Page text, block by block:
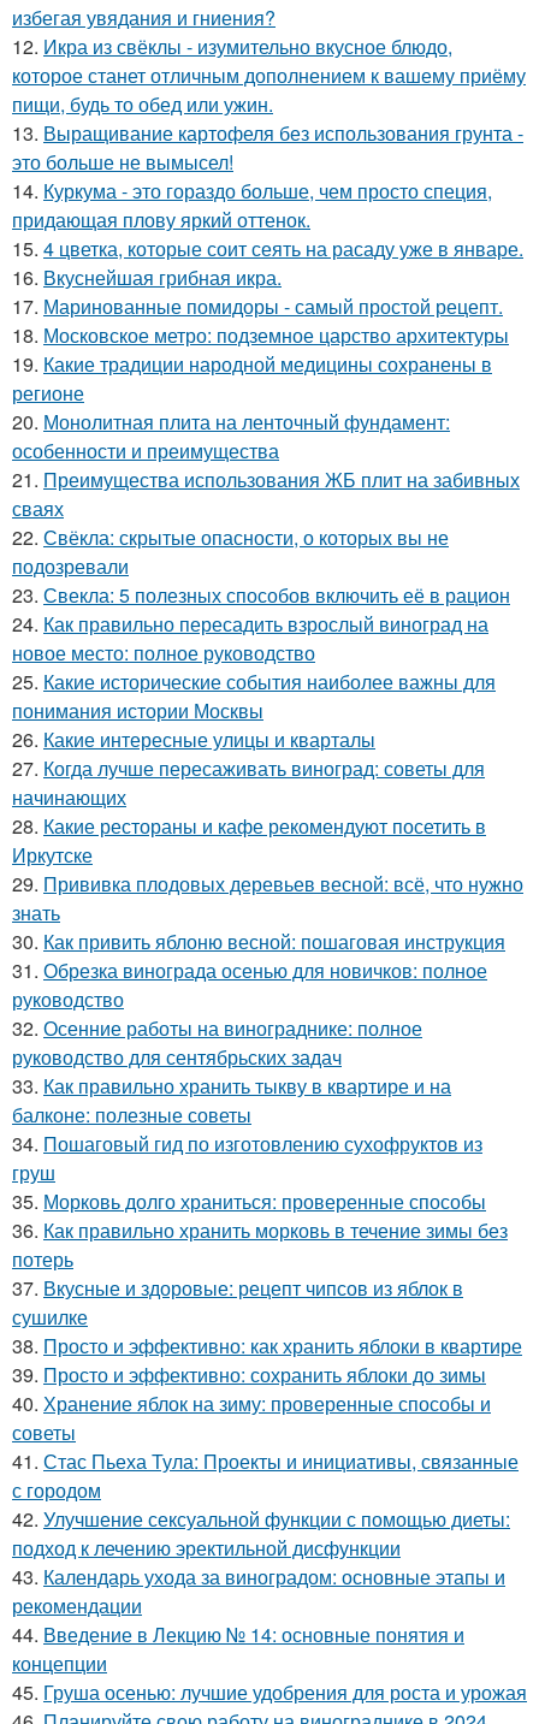
избегая увядания и гниения?
12. Икра из свёклы - изумительно вкусное блюдо,
которое станет отличным дополнением к вашему приёму
пищи, будь то обед или ужин.
13. Выращивание картофеля без использования грунта -
это больше не вымысел!
14. Куркума - это гораздо больше, чем просто специя,
придающая плову яркий оттенок.
15. 4 цветка, которые соит сеять на расаду уже в январе.
16. Вкуснейшая грибная икра.
17. Маринованные помидоры - самый простой рецепт.
18. Московское метро: подземное царство архитектуры
19. Какие традиции народной медицины сохранены в
регионе
20. Монолитная плита на ленточный фундамент:
особенности и преимущества
21. Преимущества использования ЖБ плит на забивных
сваях
22. Свёкла: скрытые опасности, о которых вы не
подозревали
23. Свекла: 5 полезных способов включить её в рацион
24. Как правильно пересадить взрослый виноград на
новое место: полное руководство
25. Какие исторические события наиболее важны для
понимания истории Москвы
26. Какие интересные улицы и кварталы
27. Когда лучше пересаживать виноград: советы для
начинающих
28. Какие рестораны и кафе рекомендуют посетить в
Иркутске
29. Прививка плодовых деревьев весной: всё, что нужно
знать
30. Как привить яблоню весной: пошаговая инструкция
31. Обрезка винограда осенью для новичков: полное
руководство
32. Осенние работы на винограднике: полное
руководство для сентябрьских задач
33. Как правильно хранить тыкву в квартире и на
балконе: полезные советы
34. Пошаговый гид по изготовлению сухофруктов из
груш
35. Морковь долго храниться: проверенные способы
36. Как правильно хранить морковь в течение зимы без
потерь
37. Вкусные и здоровые: рецепт чипсов из яблок в
сушилке
38. Просто и эффективно: как хранить яблоки в квартире
39. Просто и эффективно: сохранить яблоки до зимы
40. Хранение яблок на зиму: проверенные способы и
советы
41. Стас Пьеха Тула: Проекты и инициативы, связанные
с городом
42. Улучшение сексуальной функции с помощью диеты:
подход к лечению эректильной дисфункции
43. Календарь ухода за виноградом: основные этапы и
рекомендации
44. Введение в Лекцию № 14: основные понятия и
концепции
45. Груша осенью: лучшие удобрения для роста и урожая